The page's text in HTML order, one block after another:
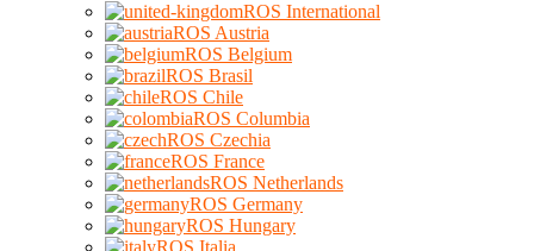
ROS International
ROS Austria
ROS Belgium
ROS Brasil
ROS Chile
ROS Columbia
ROS Czechia
ROS France
ROS Netherlands
ROS Germany
ROS Hungary
ROS Italia